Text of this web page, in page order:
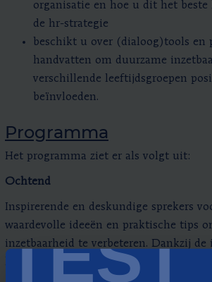
TEST
organisatie en hoe u dit het
de hr-strategie
beschikt u over (dialoog)tools en
handvatten om duurzame
verschillende leeftijdsgroepen
beïnvloeden.
Programma
Het programma ziet er als volgt uit:
Ochtend
Inspirerende en deskundige sprekers
waardevolle ideeën en praktische tips
inzetbaarheid te verbeteren. Dankzij de
kunt u deze vertalen naar uw eigen